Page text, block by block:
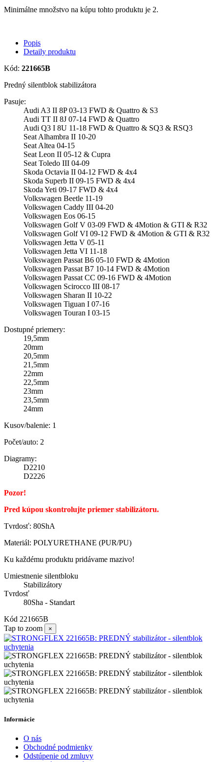
Minimálne množstvo na kúpu tohto produktu je 2.
Popis
Detaily produktu
Kód: 221665B
Predný silentblok stabilizátora
Pasuje:
Audi A3 II 8P 03-13 FWD & Quattro & S3
Audi TT II 8J 07-14 FWD & Quattro
Audi Q3 I 8U 11-18 FWD & Quattro & SQ3 & RSQ3
Seat Alhambra II 10-20
Seat Altea 04-15
Seat Leon II 05-12 & Cupra
Seat Toledo III 04-09
Skoda Octavia II 04-12 FWD & 4x4
Skoda Superb II 09-15 FWD & 4x4
Skoda Yeti 09-17 FWD & 4x4
Volkswagen Beetle 11-19
Volkswagen Caddy III 04-20
Volkswagen Eos 06-15
Volkswagen Golf V 03-09 FWD & 4Motion & GTI & R32
Volkswagen Golf VI 09-12 FWD & 4Motion & GTI & R32
Volkswagen Jetta V 05-11
Volkswagen Jetta VI 11-18
Volkswagen Passat B6 05-10 FWD & 4Motion
Volkswagen Passat B7 10-14 FWD & 4Motion
Volkswagen Passat CC 09-16 FWD & 4Motion
Volkswagen Scirocco III 08-17
Volkswagen Sharan II 10-22
Volkswagen Tiguan I 07-16
Volkswagen Touran I 03-15
Dostupné priemery:
19,5mm
20mm
20,5mm
21,5mm
22mm
22,5mm
23mm
23,5mm
24mm
Kusov/balenie: 1
Počet/auto: 2
Diagramy:
D2210
D2226
Pozor!
Pred kúpou skontrolujte priemer stabilizátoru.
Tvrdosť: 80ShA
Materiál: POLYURETHANE (PUR/PU)
Ku každému produktu pridávame mazivo!
Umiestnenie silentbloku
Stabilizátory
Tvrdosť
80Sha - Standart
Kód 221665B
Tap to zoom
×
Informácie
O nás
Obchodné podmienky
Odstúpenie od zmluvy